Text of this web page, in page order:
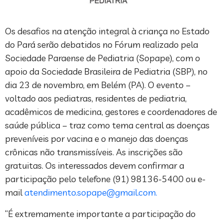
Os desafios na atenção integral à criança no Estado
do Pará serão debatidos no Fórum realizado pela
Sociedade Paraense de Pediatria (Sopape), com o
apoio da Sociedade Brasileira de Pediatria (SBP), no
dia 23 de novembro, em Belém (PA). O evento –
voltado aos pediatras, residentes de pediatria,
acadêmicos de medicina, gestores e coordenadores de
saúde pública – traz como tema central as doenças
preveníveis por vacina e o manejo das doenças
crônicas não transmissíveis. As inscrições são
gratuitas. Os interessados devem confirmar a
participação pelo telefone (91) 98136-5400 ou e-
mailatendimento.sopape@gmail.com.
“É extremamente importante a participação do